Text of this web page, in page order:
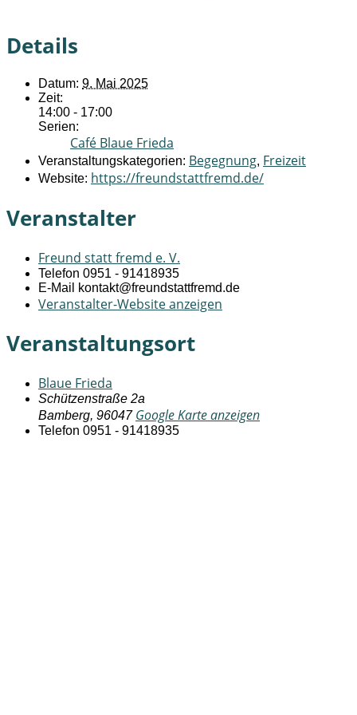
Details
Datum: 9. Mai 2025
Zeit:
14:00 - 17:00
Serien:
Café Blaue Frieda
Veranstaltungskategorien: Begegnung, Freizeit
Website: https://freundstattfremd.de/
Veranstalter
Freund statt fremd e. V.
Telefon 0951 - 91418935
E-Mail
kontakt@freundstattfremd.de
Veranstalter-Website anzeigen
Veranstaltungsort
Blaue Frieda
Schützenstraße 2a
Bamberg, 96047 Google Karte anzeigen
Telefon 0951 - 91418935